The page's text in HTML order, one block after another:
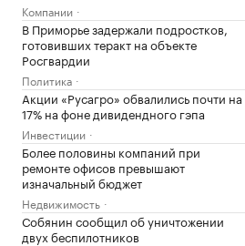
Компании
В Приморье задержали подростков,
готовивших теракт на объекте
Росгвардии
Политика
Акции «Русагро» обвалились почти на
17% на фоне дивидендного гэпа
Инвестиции
Более половины компаний при
ремонте офисов превышают
изначальный бюджет
Недвижимость
Собянин сообщил об уничтожении
двух беспилотников